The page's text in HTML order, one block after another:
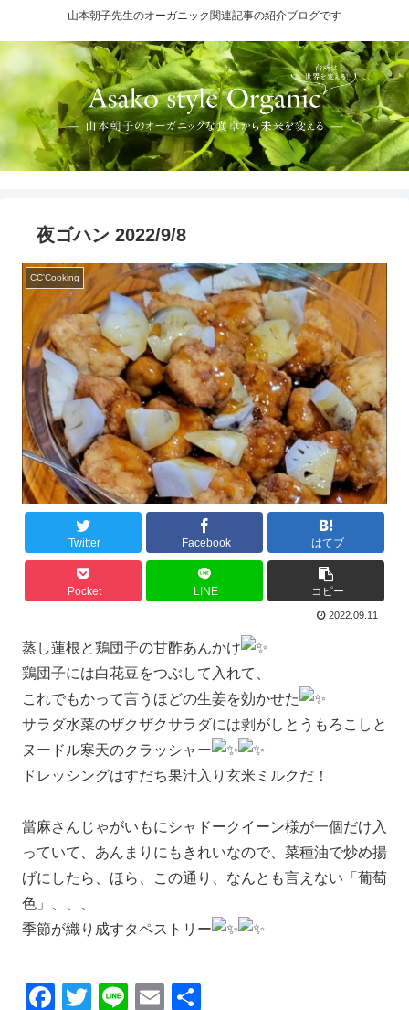
山本朝子先生のオーガニック関連記事の紹介ブログです
夜ゴハン 2022/9/8
CC'Cooking
Twitter Facebook はてブ
Pocket LINE コピー
2022.09.11
蒸し蓮根と鶏団子の甘酢あんかけ
鶏団子には白花豆をつぶして入れて、
これでもかって言うほどの生姜を効かせた
サラダ水菜のザクザクサラダには剥がしとうもろこしと
ヌードル寒天のクラッシャー
ドレッシングはすだち果汁入り玄米ミルクだ！
當麻さんじゃがいもにシャドークイーン様が一個だけ入
っていて、あんまりにもきれいなので、菜種油で炒め揚
げにしたら、ほら、この通り、なんとも言えない「葡萄
色」、、、
季節が織り成すタペストリー
F
T
Li
E